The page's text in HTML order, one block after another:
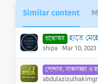
Similar content
প্রশ্নোত্তর হাতে
shipa Mar 10, 2023
পোশাক, সাজসজ্জা ও